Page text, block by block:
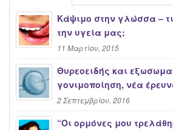
Κάψιμο στην γλώσσα –
την υγεία μας;
11 Μαρτίου, 2015
Θυρεοειδής και
γονιμοποίηση, νέα
2 Σεπτεμβρίου, 2016
“Oι ορμόνες μου